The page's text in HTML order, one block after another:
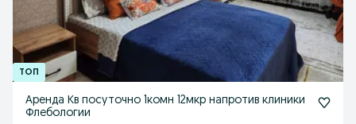
Аренда Кв посуточно 1комн 12мкр напротив клиники
Флебологии